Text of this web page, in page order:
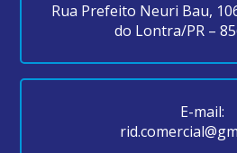
Rua Prefeito Neuri Bau,
do Lontra/PR –
E-mail: